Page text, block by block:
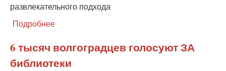
развлекательного подхода
Подробнее
«благословляет»
переформатирование
библиотеки?
6 тысяч волгоградцев голосуют ЗА
библиотеки